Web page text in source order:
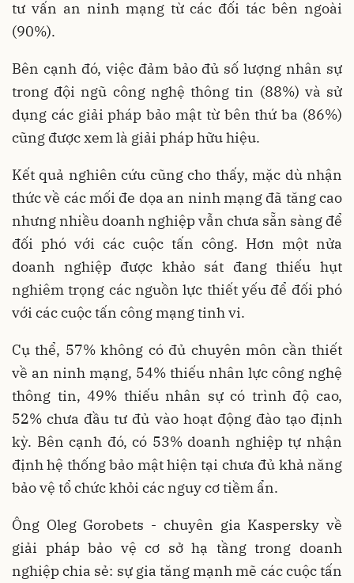
tư vấn an ninh mạng từ các đối tác bên ngoài
(90%).
Bên cạnh đó, việc đảm bảo đủ số lượng nhân sự
trong đội ngũ công nghệ thông tin (88%) và sử
dụng các giải pháp bảo mật từ bên thứ ba (86%)
cũng được xem là giải pháp hữu hiệu.
Kết quả nghiên cứu cũng cho thấy, mặc dù nhận
thức về các mối đe dọa an ninh mạng đã tăng cao
nhưng nhiều doanh nghiệp vẫn chưa sẵn sàng để
đối phó với các cuộc tấn công. Hơn một nửa
doanh nghiệp được khảo sát đang thiếu hụt
nghiêm trọng các nguồn lực thiết yếu để đối phó
với các cuộc tấn công mạng tinh vi.
Cụ thể, 57% không có đủ chuyên môn cần thiết
về an ninh mạng, 54% thiếu nhân lực công nghệ
thông tin, 49% thiếu nhân sự có trình độ cao,
52% chưa đầu tư đủ vào hoạt động đào tạo định
kỳ. Bên cạnh đó, có 53% doanh nghiệp tự nhận
định hệ thống bảo mật hiện tại chưa đủ khả năng
bảo vệ tổ chức khỏi các nguy cơ tiềm ẩn.
Ông Oleg Gorobets - chuyên gia Kaspersky về
giải pháp bảo vệ cơ sở hạ tầng trong doanh
nghiệp chia sẻ: sự gia tăng mạnh mẽ các cuộc tấn